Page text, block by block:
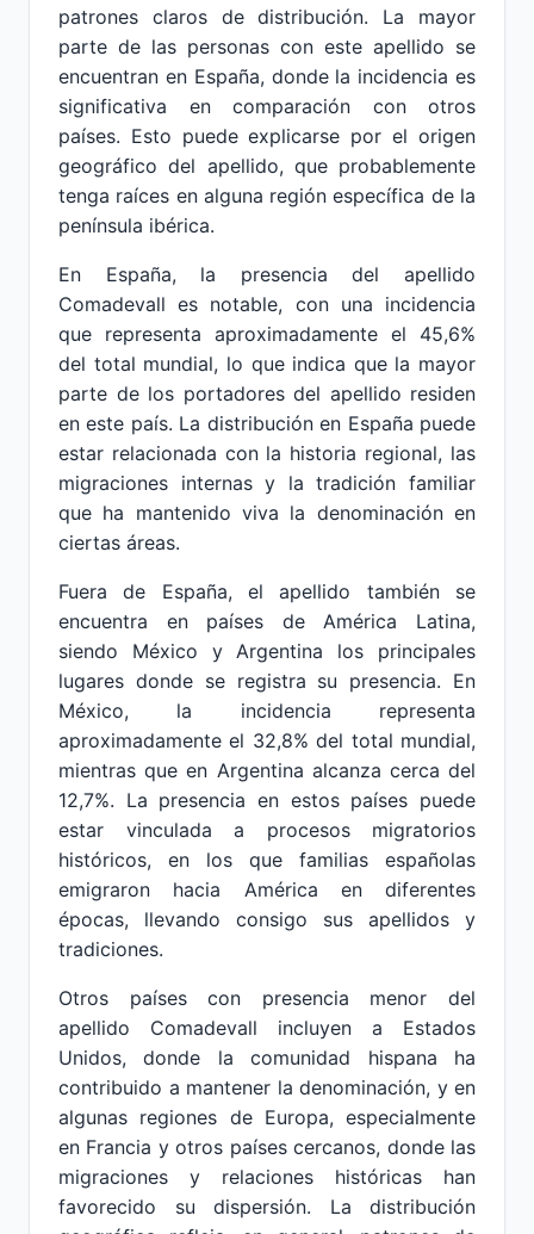
patrones claros de distribución. La mayor
parte de las personas con este apellido se
encuentran en España, donde la incidencia es
significativa en comparación con otros
países. Esto puede explicarse por el origen
geográfico del apellido, que probablemente
tenga raíces en alguna región específica de la
península ibérica.
En España, la presencia del apellido
Comadevall es notable, con una incidencia
que representa aproximadamente el 45,6%
del total mundial, lo que indica que la mayor
parte de los portadores del apellido residen
en este país. La distribución en España puede
estar relacionada con la historia regional, las
migraciones internas y la tradición familiar
que ha mantenido viva la denominación en
ciertas áreas.
Fuera de España, el apellido también se
encuentra en países de América Latina,
siendo México y Argentina los principales
lugares donde se registra su presencia. En
México, la incidencia representa
aproximadamente el 32,8% del total mundial,
mientras que en Argentina alcanza cerca del
12,7%. La presencia en estos países puede
estar vinculada a procesos migratorios
históricos, en los que familias españolas
emigraron hacia América en diferentes
épocas, llevando consigo sus apellidos y
tradiciones.
Otros países con presencia menor del
apellido Comadevall incluyen a Estados
Unidos, donde la comunidad hispana ha
contribuido a mantener la denominación, y en
algunas regiones de Europa, especialmente
en Francia y otros países cercanos, donde las
migraciones y relaciones históricas han
favorecido su dispersión. La distribución